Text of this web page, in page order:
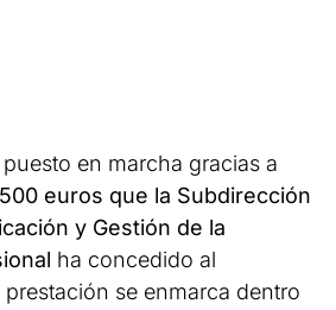
en marcha gracias a
euros que la Subdirección
y Gestión de la
ha concedido al
se enmarca dentro